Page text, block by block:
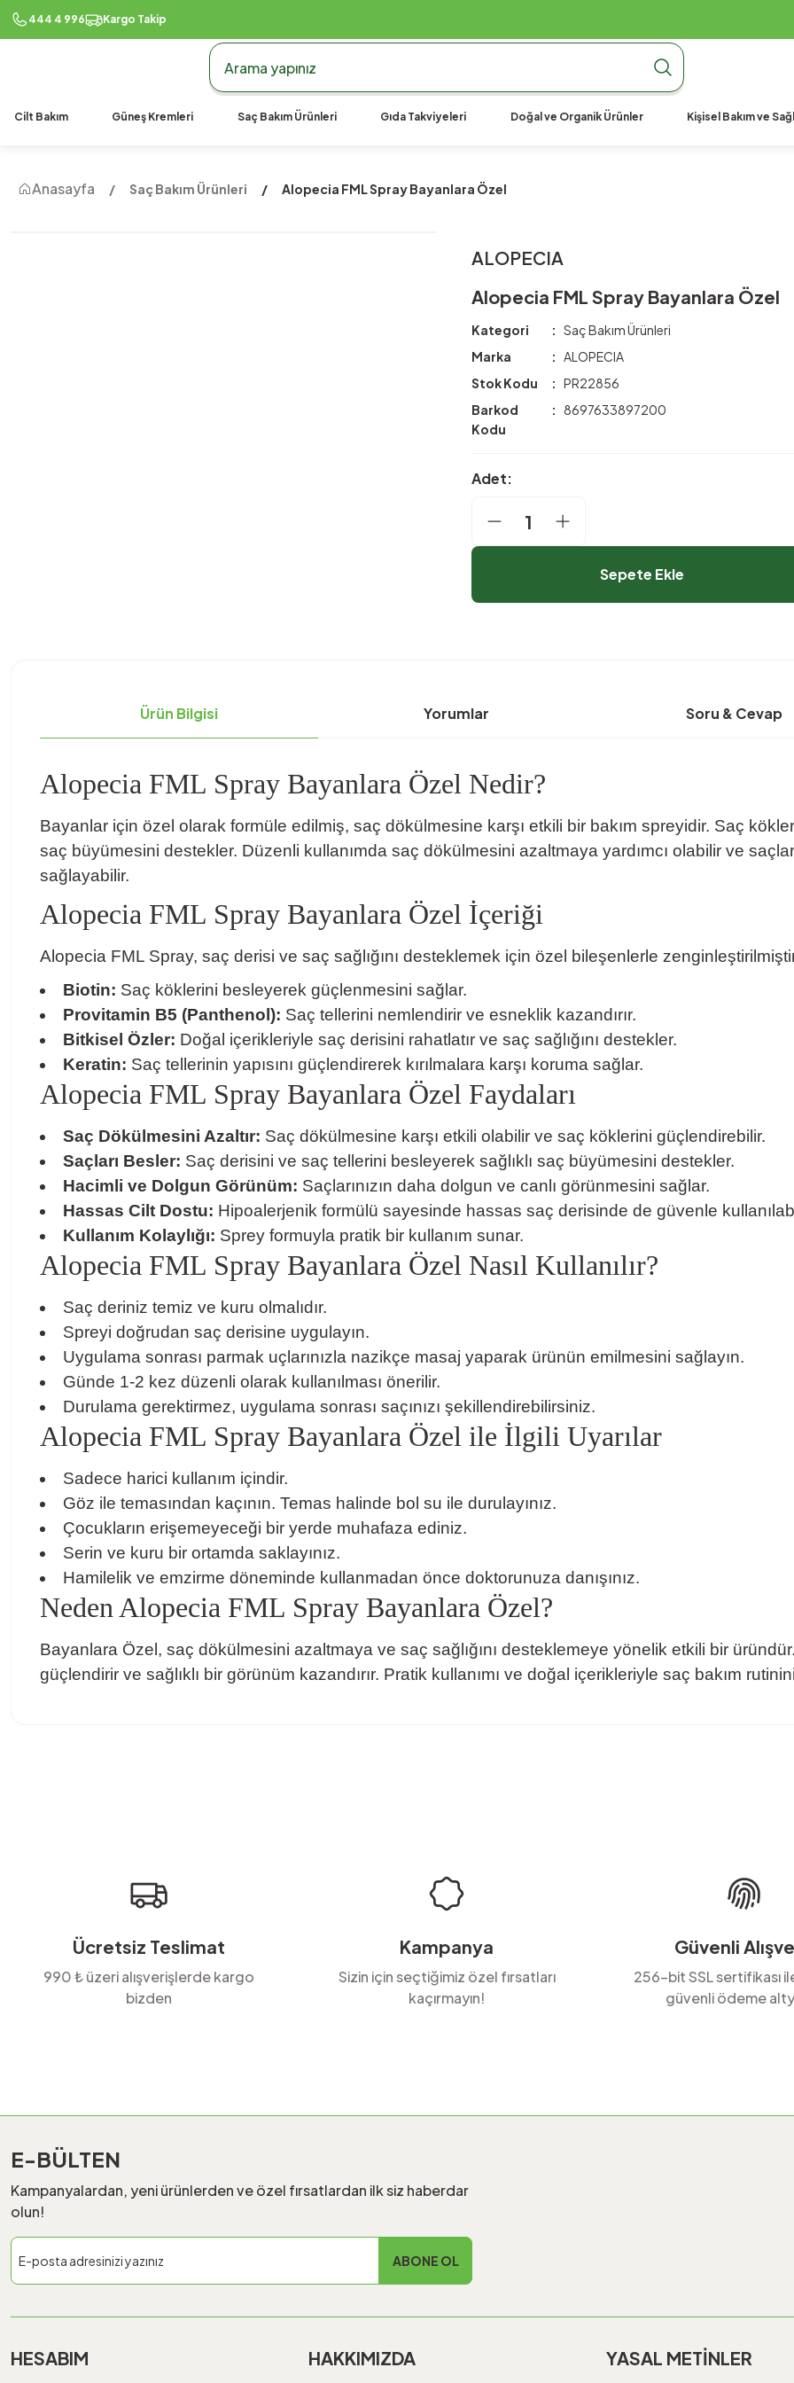
444 4 996 Kargo Takip
990 TL Üzeri Ücretsiz Kargo990 TL Üzeri Ücretsiz Kargo
Cilt Bakım Güneş Kremleri Saç Bakım Ürünleri Gıda Takviyeleri Doğal ve Organik Ürünler Kişisel Bakım ve
Anasayfa Saç Bakım Ürünleri Alopecia FML Spray Bayanlara Özel
ALOPECIA
Alopecia FML Spray Bayanlara Özel
Kategori
Saç Bakım Ürünleri
Marka
ALOPECIA
Stok Kodu
PR22856
Barkod
Kodu
8697633897200
Adet:
Sepete Ekle
Ürün Bilgisi Yorumlar Soru & Cevap
Alopecia FML Spray Bayanlara Özel Nedir?
Bayanlar için özel olarak formüle edilmiş, saç dökülmesine karşı etkili bir bakım spreyidir. Saç
saç büyümesini destekler. Düzenli kullanımda saç dökülmesini azaltmaya yardımcı olabilir ve
sağlayabilir.
Alopecia FML Spray Bayanlara Özel İçeriği
Alopecia FML Spray, saç derisi ve saç sağlığını desteklemek için özel bileşenlerle
Biotin: Saç köklerini besleyerek güçlenmesini sağlar.
Provitamin B5 (Panthenol): Saç tellerini nemlendirir ve esneklik kazandırır.
Bitkisel Özler: Doğal içerikleriyle saç derisini rahatlatır ve saç sağlığını destekler.
Keratin: Saç tellerinin yapısını güçlendirerek kırılmalara karşı koruma sağlar.
Alopecia FML Spray Bayanlara Özel Faydaları
Saç Dökülmesini Azaltır: Saç dökülmesine karşı etkili olabilir ve saç köklerini güçlendirebilir.
Saçları Besler: Saç derisini ve saç tellerini besleyerek sağlıklı saç büyümesini destekler.
Hacimli ve Dolgun Görünüm: Saçlarınızın daha dolgun ve canlı görünmesini sağlar.
Hassas Cilt Dostu: Hipoalerjenik formülü sayesinde hassas saç derisinde de güvenle
Kullanım Kolaylığı: Sprey formuyla pratik bir kullanım sunar.
Alopecia FML Spray Bayanlara Özel Nasıl Kullanılır?
Saç deriniz temiz ve kuru olmalıdır.
Spreyi doğrudan saç derisine uygulayın.
Uygulama sonrası parmak uçlarınızla nazikçe masaj yaparak ürünün emilmesini sağlayın.
Günde 1-2 kez düzenli olarak kullanılması önerilir.
Durulama gerektirmez, uygulama sonrası saçınızı şekillendirebilirsiniz.
Alopecia FML Spray Bayanlara Özel ile İlgili Uyarılar
Sadece harici kullanım içindir.
Göz ile temasından kaçının. Temas halinde bol su ile durulayınız.
Çocukların erişemeyeceği bir yerde muhafaza ediniz.
Serin ve kuru bir ortamda saklayınız.
Hamilelik ve emzirme döneminde kullanmadan önce doktorunuza danışınız.
Neden Alopecia FML Spray Bayanlara Özel?
Bayanlara Özel, saç dökülmesini azaltmaya ve saç sağlığını desteklemeye yönelik etkili bir
güçlendirir ve sağlıklı bir görünüm kazandırır. Pratik kullanımı ve doğal içerikleriyle saç bakım
Bu ürüne benzer farklı alternatifler olmalı.
Ücretsiz Teslimat
990 ₺ üzeri alışverişlerde kargo
bizden
Kampanya
Sizin için seçtiğimiz özel fırsatları
kaçırmayın!
Güvenli
256-bit SSL sertifikası
güvenli ödeme
E-BÜLTEN
Kampanyalardan, yeni ürünlerden ve özel fırsatlardan ilk siz haberdar
olun!
ABONE OL
HESABIM HAKKIMIZDA YASAL METİNLER